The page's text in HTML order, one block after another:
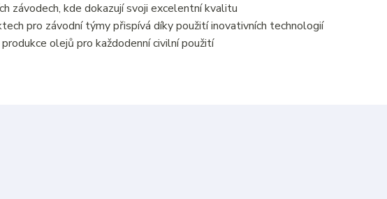
závodech, kde dokazují svoji excelentní kvalitu
pro závodní týmy přispívá díky použití inovativních technologií
olejů pro každodenní civilní použití